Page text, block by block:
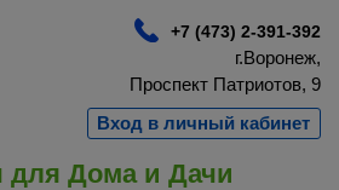
+7 (473) 2-391-392
г.Воронеж,
Проспект Патриотов, 9
Вход в личный кабинет
для Дома и Дачи